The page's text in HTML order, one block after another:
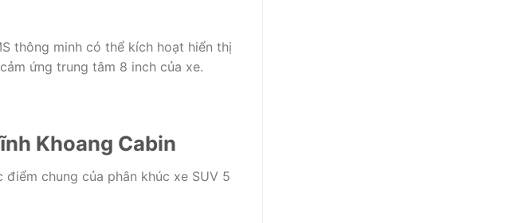
thông minh có thể kích hoạt hiển thị
ứng trung tâm 8 inch của xe.
Khoang Cabin
chung của phân khúc xe SUV 5